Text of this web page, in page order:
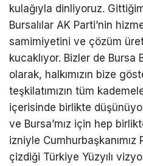
kulağıyla dinliyoruz.
Bursalılar AK Parti’nin
samimiyetini ve çözüm
kucaklıyor. Bizler de Bursa
olarak, halkımızın bize
teşkilatımızın tüm
içerisinde birlikte
ve Bursa’mız için hep
izniyle Cumhurbaşkanımız
çizdiği Türkiye Yüzyılı